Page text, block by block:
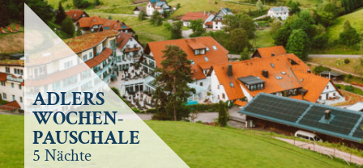
ADLERS
WOCHEN-
PAUSCHALE
5 Nächte